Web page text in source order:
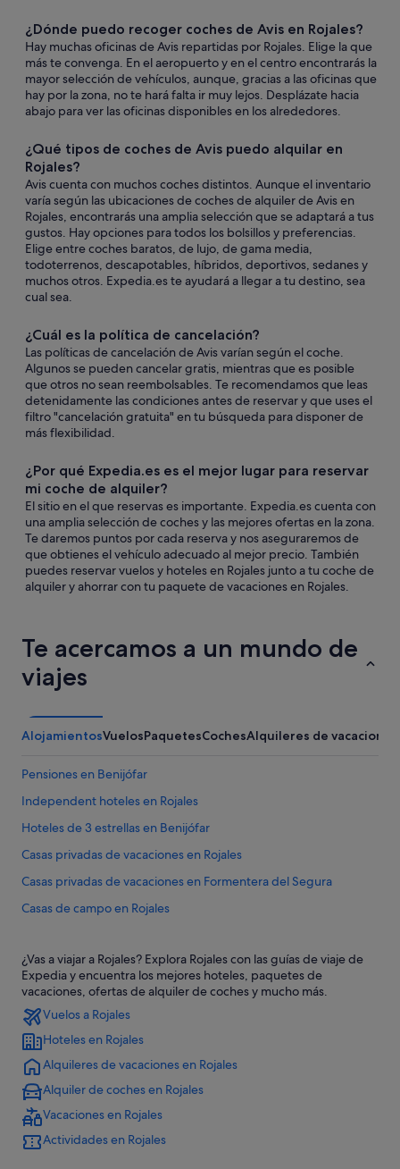
¿Dónde puedo recoger coches de Avis en Rojales?
Hay muchas oficinas de Avis repartidas por Rojales. Elige la que
más te convenga. En el aeropuerto y en el centro encontrarás la
mayor selección de vehículos, aunque, gracias a las oficinas que
hay por la zona, no te hará falta ir muy lejos. Desplázate hacia
abajo para ver las oficinas disponibles en los alrededores.
¿Qué tipos de coches de Avis puedo alquilar en
Rojales?
Avis cuenta con muchos coches distintos. Aunque el inventario
varía según las ubicaciones de coches de alquiler de Avis en
Rojales, encontrarás una amplia selección que se adaptará a tus
gustos. Hay opciones para todos los bolsillos y preferencias.
Elige entre coches baratos, de lujo, de gama media,
todoterrenos, descapotables, híbridos, deportivos, sedanes y
muchos otros. Expedia.es te ayudará a llegar a tu destino, sea
cual sea.
¿Cuál es la política de cancelación?
Las políticas de cancelación de Avis varían según el coche.
Algunos se pueden cancelar gratis, mientras que es posible
que otros no sean reembolsables. Te recomendamos que leas
detenidamente las condiciones antes de reservar y que uses el
filtro "cancelación gratuita" en tu búsqueda para disponer de
más flexibilidad.
¿Por qué Expedia.es es el mejor lugar para reservar
mi coche de alquiler?
El sitio en el que reservas es importante. Expedia.es cuenta con
una amplia selección de coches y las mejores ofertas en la zona.
Te daremos puntos por cada reserva y nos aseguraremos de
que obtienes el vehículo adecuado al mejor precio. También
puedes reservar vuelos y hoteles en Rojales junto a tu coche de
alquiler y ahorrar con tu paquete de vacaciones en Rojales.
Te acercamos a un mundo de
viajes
AlojamientosVuelosPaquetesCochesAlquileres de vacaciones
Pensiones en Benijófar
Independent hoteles en Rojales
Hoteles de 3 estrellas en Benijófar
Casas privadas de vacaciones en Rojales
Casas privadas de vacaciones en Formentera del Segura
Casas de campo en Rojales
Albergues en Rojales
Campings de caravanas en Formentera del Segura
Hoteles de 3 estrellas en Rojales
Hoteles románticos en San Fulgencio
Apartamentos en Rojales
Casas privadas de vacaciones en San Fulgencio
Casas de huéspedes en Daya Vieja
Hoteles con gimnasio en Rojales
¿Vas a viajar a Rojales? Explora Rojales con las guías de viaje de
Expedia y encuentra los mejores hoteles, paquetes de
vacaciones, ofertas de alquiler de coches y mucho más.
Vuelos a Rojales
Hoteles en Rojales
Alquileres de vacaciones en Rojales
Alquiler de coches en Rojales
Vacaciones en Rojales
Actividades en Rojales